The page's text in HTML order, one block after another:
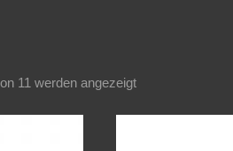
11 werden angezeigt